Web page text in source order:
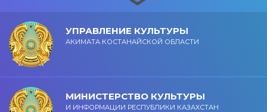
УПРАВЛЕНИЕ КУЛЬТУРЫ
АКИМАТА КОСТАНАЙСКОЙ ОБЛАСТИ
МИНИСТЕРСТВО КУЛЬТУРЫ
И ИНФОРМАЦИИ РЕСПУБЛИКИ КАЗАХСТАН